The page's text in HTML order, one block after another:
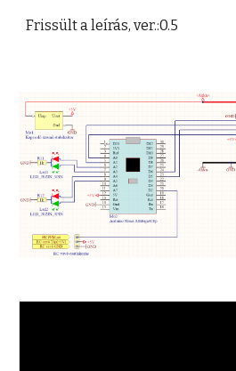
Frissült a leírás, ver.:0.5